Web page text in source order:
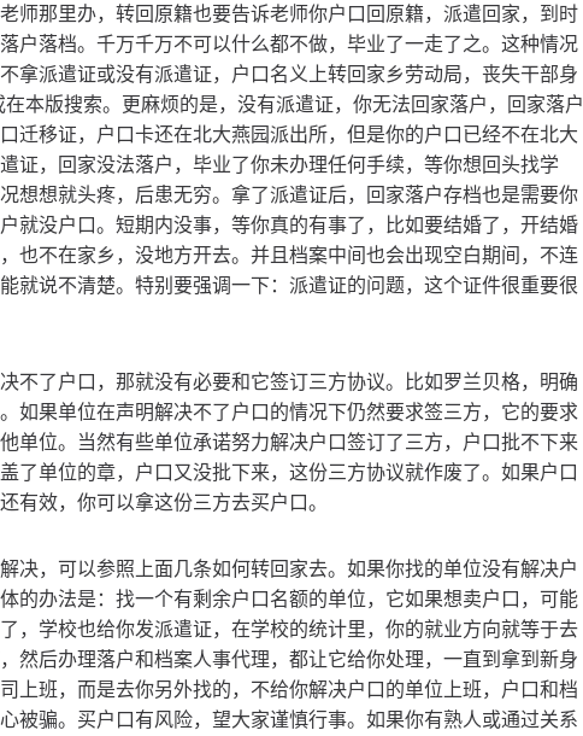
师那里办，转回原籍也要告诉老师你户口回原籍，派遣回家，到时
户落档。千万千万不可以什么都不做，毕业了一走了之。这种情况
拿派遣证或没有派遣证，户口名义上转回家乡劳动局，丧失干部身
本版搜索。更麻烦的是，没有派遣证，你无法回家落户，回家落户
迁移证，户口卡还在北大燕园派出所，但是你的户口已经不在北大
证，回家没法落户，毕业了你未办理任何手续，等你想回头找学
想想就头疼，后患无穷。拿了派遣证后，回家落户存档也是需要你
就没户口。短期内没事，等你真的有事了，比如要结婚了，开结婚
也不在家乡，没地方开去。并且档案中间也会出现空白期间，不连
就说不清楚。特别要强调一下：派遣证的问题，这个证件很重要很
不了户口，那就没有必要和它签订三方协议。比如罗兰贝格，明确
如果单位在声明解决不了户口的情况下仍然要求签三方，它的要求
单位。当然有些单位承诺努力解决户口签订了三方，户口批不下来
了单位的章，户口又没批下来，这份三方协议就作废了。如果户口
有效，你可以拿这份三方去买户口。
决，可以参照上面几条如何转回家去。如果你找的单位没有解决户
的办法是：找一个有剩余户口名额的单位，它如果想卖户口，可能
，学校也给你发派遣证，在学校的统计里，你的就业方向就等于去
然后办理落户和档案人事代理，都让它给你处理，一直到拿到新身
上班，而是去你另外找的，不给你解决户口的单位上班，户口和档
被骗。买户口有风险，望大家谨慎行事。如果你有熟人或通过关系